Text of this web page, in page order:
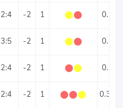
2:4 -2 1 ⬤⬤ 0.5
3:5 -2 1 ⬤⬤ 0.5
2:4 -2 1 ⬤⬤ 0.5
2:4 -2 1 ⬤⬤⬤ 0.33